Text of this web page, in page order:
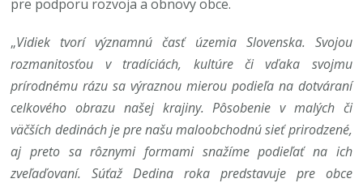
pre podporu rozvoja a obnovy obce.
„Vidiek tvorí významnú časť územia Slovenska. Svojou
rozmanitosťou v tradíciách, kultúre či vďaka svojmu
prírodnému rázu sa výraznou mierou podieľa na dotváraní
celkového obrazu našej krajiny. Pôsobenie v malých či
väčších dedinách je pre našu maloobchodnú sieť prirodzené,
aj preto sa rôznymi formami snažíme podieľať na ich
zveľaďovaní. Súťaž Dedina roka predstavuje pre obce